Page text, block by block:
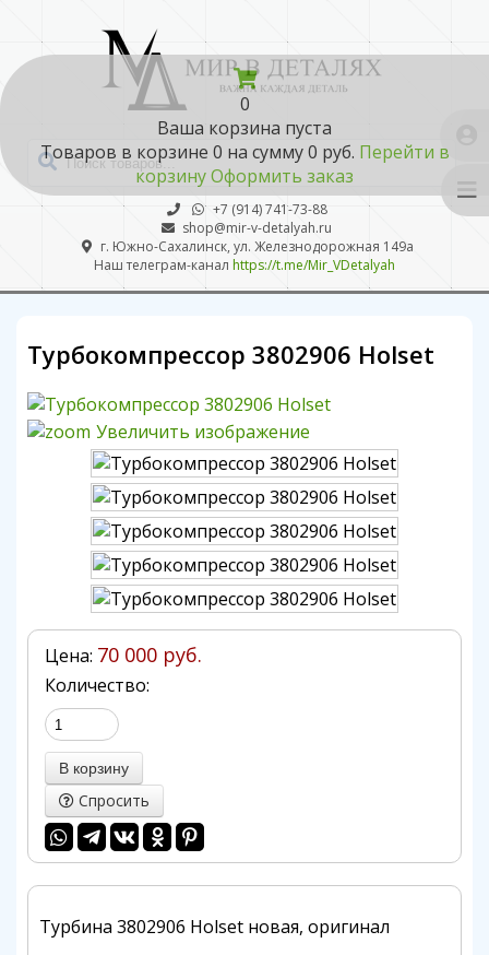
0
Ваша корзина пуста
Товаров в корзине 0 на сумму0 руб. Перейти в
корзинуОформить заказ
+7 (914) 741-73-88
shop@mir-v-detalyah.ru
г. Южно-Сахалинск, ул. Железнодорожная 149а
Наш телеграм-канал https://t.me/Mir_VDetalyah
Турбокомпрессор 3802906 Holset
Увеличить изображение
Цена: 70 000 руб.
Количество:
Спросить
Турбина 3802906 Holset новая, оригинал